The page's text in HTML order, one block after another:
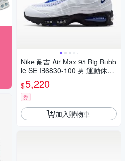
Nike 耐吉 Air Max 95 Big Bubb
le SE IB6830-100 男 運動休閒
鞋 白藍黑
$5,220
券
加入購物車